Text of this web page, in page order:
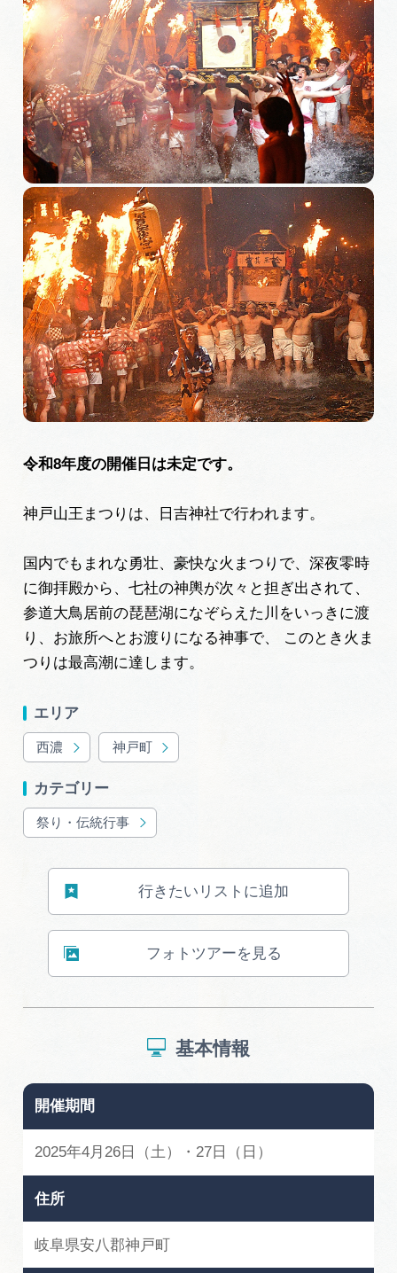
岐阜県まるごと観光エリアガイド
岐阜県観光データベース
旅行会社・観光事業者の皆様へ
フォトライブラリー
動画ライブラリー
お問い合わせ
運営組織
広告掲載
令和8年度の開催日は未定です。
神戸山王まつりは、日吉神社で行われます。
国内でもまれな勇壮、豪快な火まつりで、深夜零時
に御拝殿から、七社の神輿が次々と担ぎ出されて、
参道大鳥居前の琵琶湖になぞらえた川をいっきに渡
り、お旅所へとお渡りになる神事で、 このとき火ま
つりは最高潮に達します。
エリア
西濃 神戸町
カテゴリー
祭り・伝統行事
行きたいリストに追加
フォトツアーを見る
基本情報
開催期間
2025年4月26日（土）・27日（日）
住所
岐阜県安八郡神戸町